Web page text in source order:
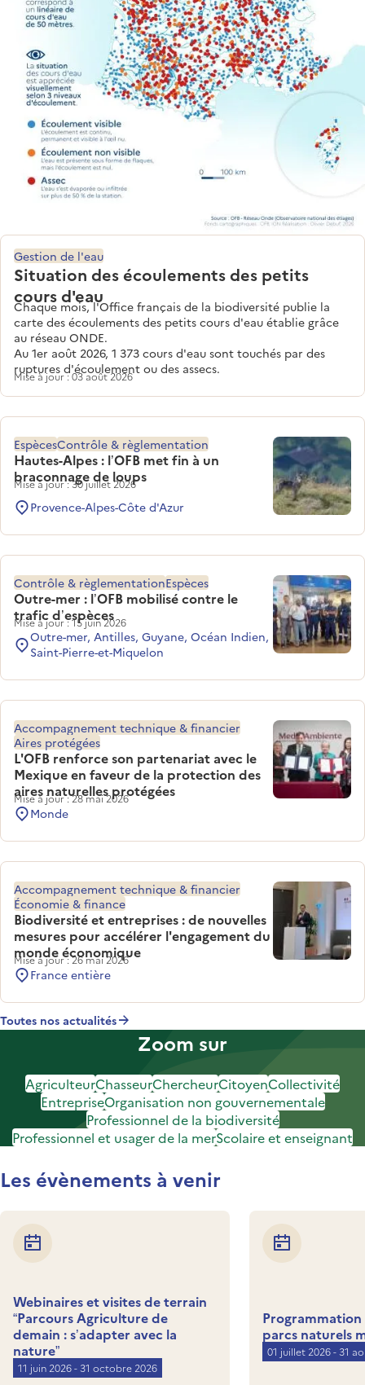
Situation des écoulements des petits
cours d'eau
Gestion de l'eau
Chaque mois, l'Office français de la biodiversité publie la
carte des écoulements des petits cours d'eau établie grâce
au réseau ONDE.
Au 1er août 2026, 1 373 cours d'eau sont touchés par des
ruptures d'écoulement ou des assecs.
Mise à jour : 03 août 2026
Hautes-Alpes : l’OFB met fin à un
braconnage de loups
EspècesContrôle & règlementation
Mise à jour : 30 juillet 2026
Provence-Alpes-Côte d'Azur
Outre-mer : l’OFB mobilisé contre le
trafic d’espèces
Contrôle & règlementationEspèces
Mise à jour : 15 juin 2026
Outre-mer, Antilles, Guyane, Océan Indien,
Saint-Pierre-et-Miquelon
L'OFB renforce son partenariat avec le
Mexique en faveur de la protection des
aires naturelles protégées
Accompagnement technique & financier
Aires protégées
Mise à jour : 28 mai 2026
Monde
Biodiversité et entreprises : de nouvelles
mesures pour accélérer l'engagement du
monde économique
Accompagnement technique & financier
Économie & finance
Mise à jour : 26 mai 2026
France entière
Toutes nos actualités
Zoom sur
AgriculteurChasseurChercheurCitoyenCollectivité
EntrepriseOrganisation non gouvernementale
Professionnel de la biodiversité
Professionnel et usager de la merScolaire et enseignant
Les évènements à venir
Webinaires et visites de terrain
“Parcours Agriculture de
demain : s’adapter avec la
nature”
11 juin 2026 - 31 octobre 2026
Programmation
parcs naturels
01 juillet 2026 - 31